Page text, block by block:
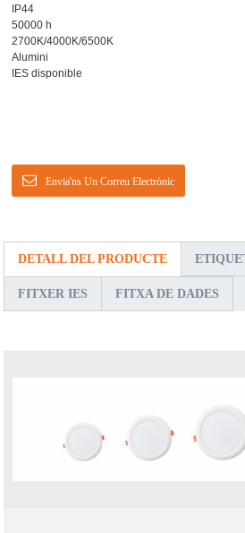
IP44
50000 h
2700K/4000K/6500K
Alumini
IES disponible
Envia'ns Un Correu Electrònic
DETALL DEL PRODUCTE
FITXER IES FITXA DE DADES